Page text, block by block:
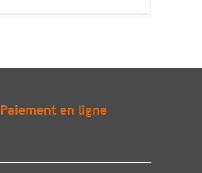
Paiement en ligne